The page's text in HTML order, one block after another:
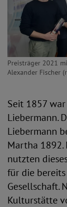
Preisträger 2021
Alexander Fischer
Seit 1857
Liebermann.
Liebermann
Martha 1892.
nutzten
für die
Gesellschaft.
Kulturstätte